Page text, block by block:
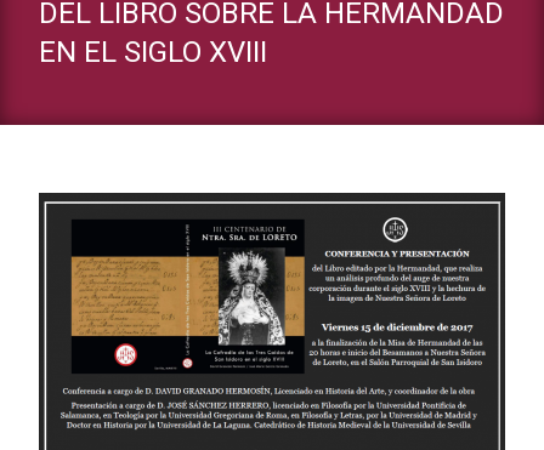
DEL LIBRO SOBRE LA HERMANDAD
EN EL SIGLO XVIII